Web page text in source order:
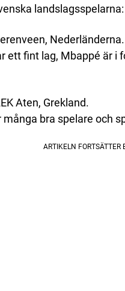
landslagsspelarna:
Nederländerna.
ett fint lag, Mbappé är i
Aten, Grekland.
många bra spelare och